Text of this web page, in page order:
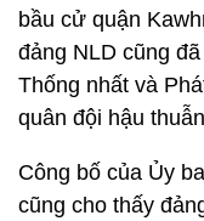
bầu cử quận
đảng NLD cũng
Thống nhất và
quân đội hậu thuẫn
Công bố của Ủy
cũng cho thấy